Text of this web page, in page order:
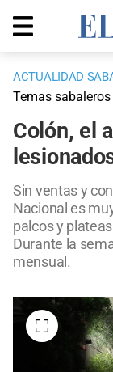
ACTUALIDAD
Temas sabaleros
Colón, el
Sin ventas y
Nacional es
palcos y
Durante la
mensual.